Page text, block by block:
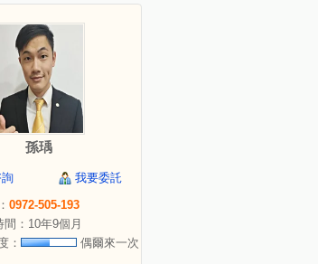
孫瑀
我要委託
0972-505-193
間：10年9個月
：
偶爾來一次